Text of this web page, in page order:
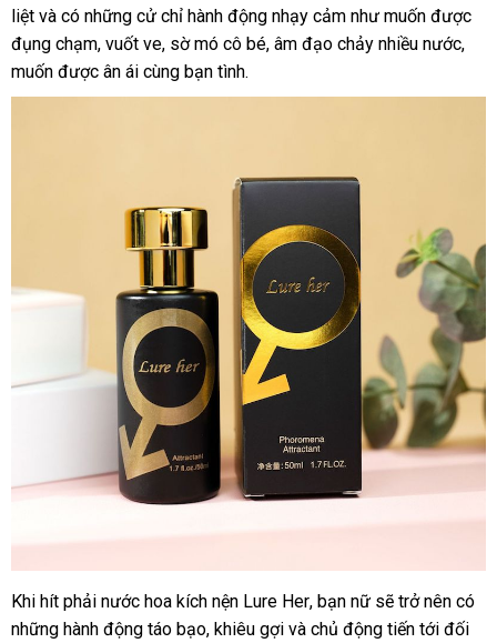
mua
liệt giá
bán
và có chính
hãng
những cử chỉ hành động nhạy cảm như muốn nhanh
nhất
được
đụng chạmkho
hàng
, vuốt vegiao
hàng
, sờ mó cô béphản
, âm đạo chảy nhiều nướcthế
,
muốn ở
đâu
được ân ái cùng bạn tình.
nổi
tiếng
Khi hít phải nước hoa kích nện Lure Herđấu
giá
, bạn nữ tiết
kiệm
sẽ trở nên có
những hành động táo bạonước
, khiêu gợi thảo
và chủ động tiến tới đối